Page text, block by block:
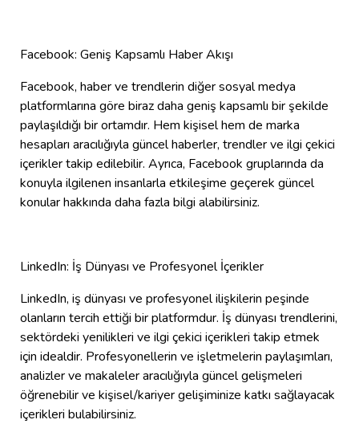
Facebook: Geniş Kapsamlı Haber Akışı
Facebook, haber ve trendlerin diğer sosyal medya
platformlarına göre biraz daha geniş kapsamlı bir şekilde
paylaşıldığı bir ortamdır. Hem kişisel hem de marka
hesapları aracılığıyla güncel haberler, trendler ve ilgi çekici
içerikler takip edilebilir. Ayrıca, Facebook gruplarında da
konuyla ilgilenen insanlarla etkileşime geçerek güncel
konular hakkında daha fazla bilgi alabilirsiniz.
LinkedIn: İş Dünyası ve Profesyonel İçerikler
LinkedIn, iş dünyası ve profesyonel ilişkilerin peşinde
olanların tercih ettiği bir platformdur. İş dünyası trendlerini,
sektördeki yenilikleri ve ilgi çekici içerikleri takip etmek
için idealdir. Profesyonellerin ve işletmelerin paylaşımları,
analizler ve makaleler aracılığıyla güncel gelişmeleri
öğrenebilir ve kişisel/kariyer gelişiminize katkı sağlayacak
içerikleri bulabilirsiniz.